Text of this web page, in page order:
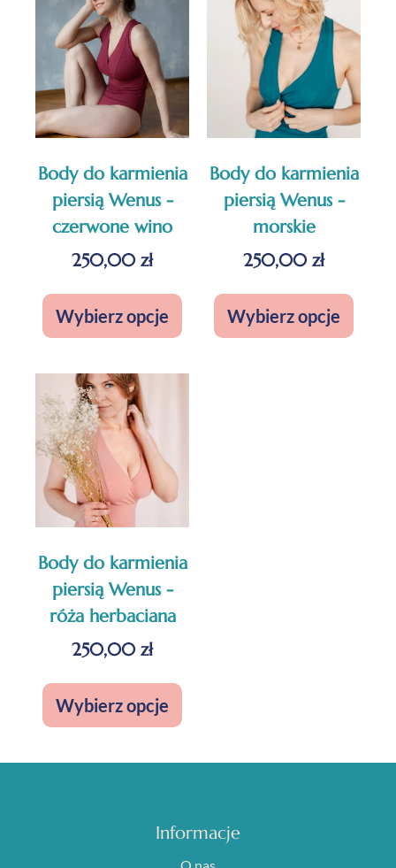
Body do karmienia
piersią Wenus -
czerwone wino
250,00 zł
Wybierz opcje
Body do karmienia
piersią Wenus -
morskie
250,00 zł
Wybierz opcje
Body do karmienia
piersią Wenus -
róża herbaciana
250,00 zł
Wybierz opcje
Informacje